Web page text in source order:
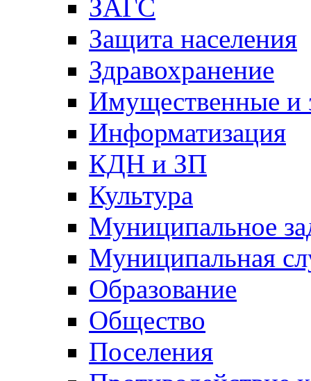
ЗАГС
Защита населения
Здравохранение
Имущественные и
Информатизация
КДН и ЗП
Культура
Муниципальное
Муниципальная
Образование
Общество
Поселения